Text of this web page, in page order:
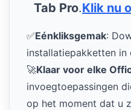
Tab Pro.Klik nu
✅Eénkliksgemak:
installatiepakketten in
🚀Klaar voor elke
invoegtoepassingen
op het moment dat u